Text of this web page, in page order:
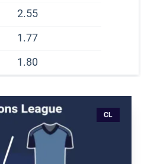
2.55
1.77
1.80
CL